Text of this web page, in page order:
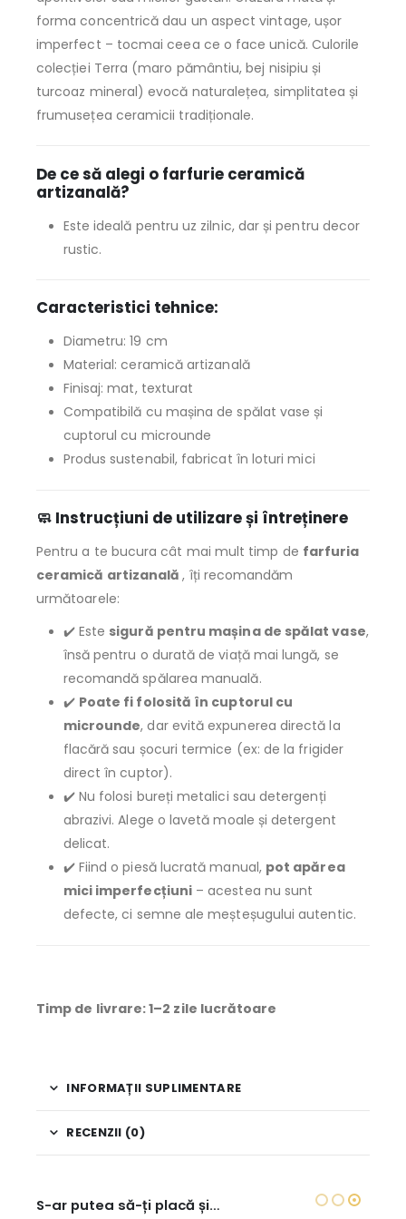
forma concentrică dau un aspect vintage, ușor
imperfect – tocmai ceea ce o face unică. Culorile
colecției Terra (maro pământiu, bej nisipiu și
turcoaz mineral) evocă naturalețea, simplitatea și
frumusețea ceramicii tradiționale.
De ce să alegi o farfurie ceramică
artizanală?
Este ideală pentru uz zilnic, dar și pentru decor
rustic.
Caracteristici tehnice:
Diametru: 19 cm
Material: ceramică artizanală
Finisaj: mat, texturat
Compatibilă cu mașina de spălat vase și
cuptorul cu microunde
Produs sustenabil, fabricat în loturi mici
🧼 Instrucțiuni de utilizare și întreținere
Pentru a te bucura cât mai mult timp de farfuria
ceramică artizanală, îți recomandăm
următoarele:
✔️ Este sigură pentru mașina de spălat vase,
însă pentru o durată de viață mai lungă, se
recomandă spălarea manuală.
✔️ Poate fi folosită în cuptorul cu
microunde, dar evită expunerea directă la
flacără sau șocuri termice (ex: de la frigider
direct în cuptor).
✔️ Nu folosi bureți metalici sau detergenți
abrazivi. Alege o lavetă moale și detergent
delicat.
✔️ Fiind o piesă lucrată manual, pot apărea
mici imperfecțiuni– acestea nu sunt
defecte, ci semne ale meșteșugului autentic.
Timp de livrare: 1–2 zile lucrătoare
INFORMAȚII SUPLIMENTARE
RECENZII (0)
S-ar putea să-ți placă și…